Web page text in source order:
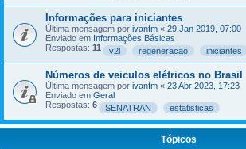
Informações para iniciantes
Última mensagem por ivanfm « 29 Jan 2019, 07:00
Enviado em Informações Básicas
Respostas: 11 v2l regeneracao iniciantes
Números de veiculos elétricos no Brasil
Última mensagem por ivanfm « 23 Abr 2023, 17:23
Enviado em Geral
Respostas: 6 SENATRAN estatisticas
Tópicos